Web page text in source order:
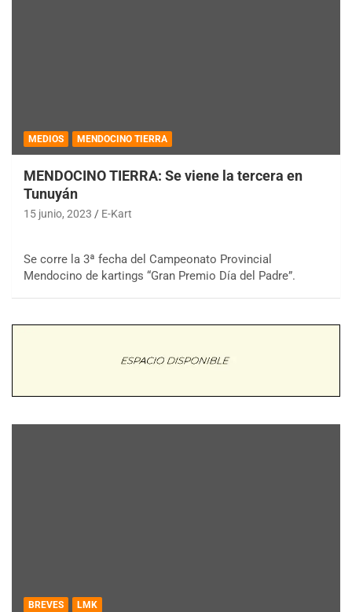
MEDIOS MENDOCINO TIERRA
MENDOCINO TIERRA: Se viene la tercera en
Tunuyán
15 junio, 2023 E-Kart
Se corre la 3ª fecha del Campeonato Provincial
Mendocino de kartings “Gran Premio Día del Padre”.
BREVES LMK